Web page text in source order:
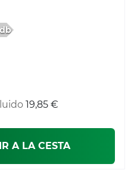
19,85 €
A LA CESTA